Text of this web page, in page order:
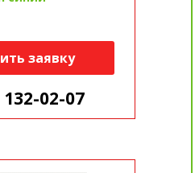
заявку
132-02-07